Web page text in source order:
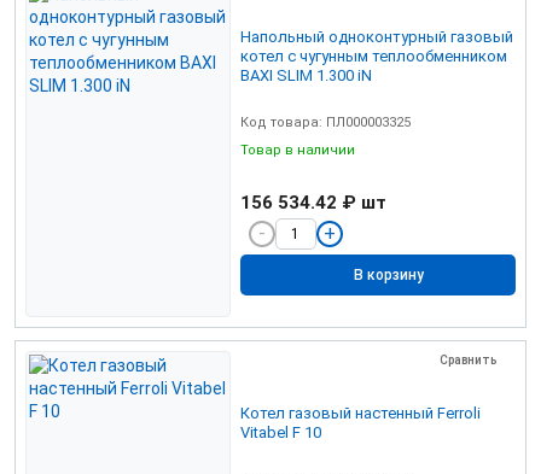
Напольный одноконтурный газовый
котел с чугунным теплообменником
BAXI SLIM 1.300 iN
Код товара: ПЛ000003325
Товар в наличии
156 534.42 ₽ шт
В корзину
Сравнить
Котел газовый настенный Ferroli
Vitabel F 10